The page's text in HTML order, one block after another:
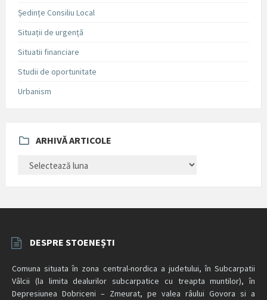
Ședințe Consiliu Local
Situații de urgență
Situatii financiare
Studii de oportunitate
Urbanism
ARHIVĂ ARTICOLE
ARTICOLE
DESPRE STOENEȘTI
Comuna situata în zona central-nordica a judetului, în Subcarpatii
Vâlcii (la limita dealurilor subcarpatice cu treapta muntilor), în
Depresiunea Dobriceni – Zmeurat, pe valea râului Govora si a